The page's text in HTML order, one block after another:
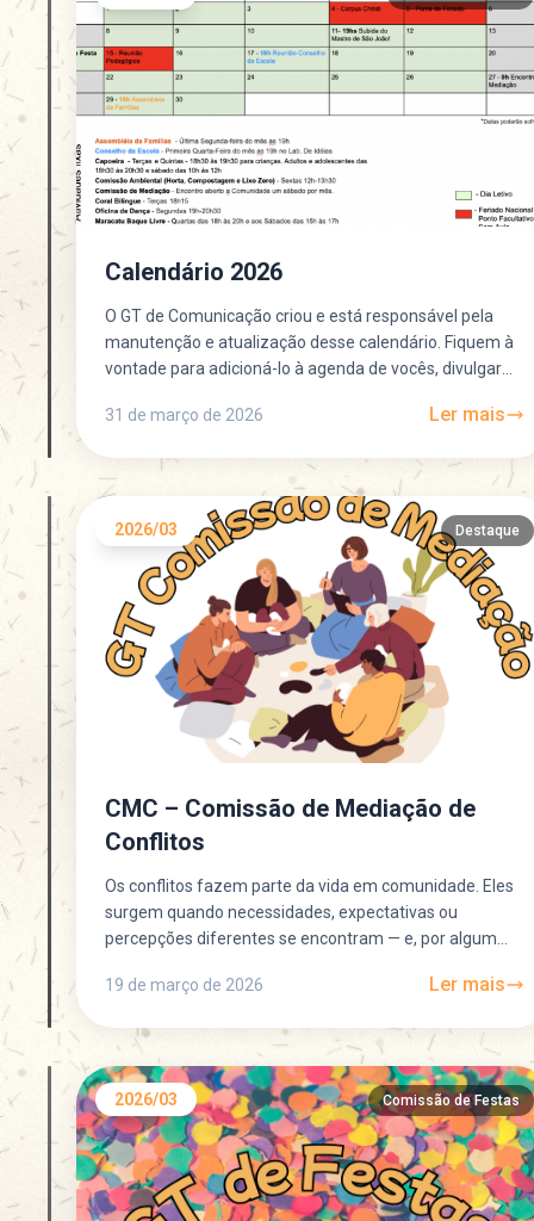
Calendário 2026
O GT de Comunicação criou e está responsável pela
manutenção e atualização desse calendário. Fiquem à
vontade para adicioná-lo à agenda de vocês, divulgar
31 de março de 2026
Ler mais
2026/03 Destaque
CMC – Comissão de Mediação de
Conflitos
Os conflitos fazem parte da vida em comunidade. Eles
surgem quando necessidades, expectativas ou
percepções diferentes se encontram — e, por algum
19 de março de 2026
Ler mais
2026/03 Comissão de Festas